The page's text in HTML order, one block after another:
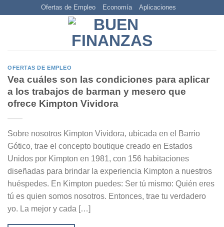
Ofertas de Empleo Economía Aplicaciones
OFERTAS DE EMPLEO
Vea cuáles son las condiciones para aplicar
a los trabajos de barman y mesero que
ofrece Kimpton Vividora
Sobre nosotros Kimpton Vividora, ubicada en el Barrio
Gótico, trae el concepto boutique creado en Estados
Unidos por Kimpton en 1981, con 156 habitaciones
diseñadas para brindar la experiencia Kimpton a nuestros
huéspedes. En Kimpton puedes: Ser tú mismo: Quién eres
tú es quien somos nosotros. Entonces, trae tu verdadero
yo. La mejor y cada […]